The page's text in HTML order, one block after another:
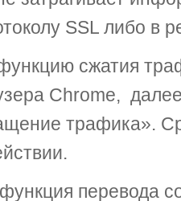
SSL либо в
сжатия
Chrome,
трафика».
перевода